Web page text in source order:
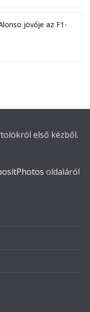
jövője az F1-
első kézből.
oldaláról